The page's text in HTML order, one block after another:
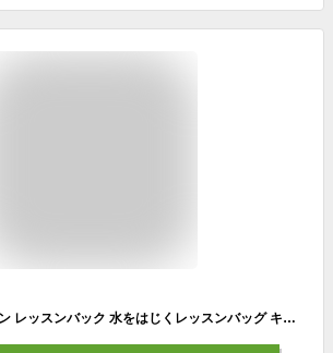
モリベクリエーション レッスンバック 水をはじくレッスンバッグ キープイットアップ MS-13-KELS